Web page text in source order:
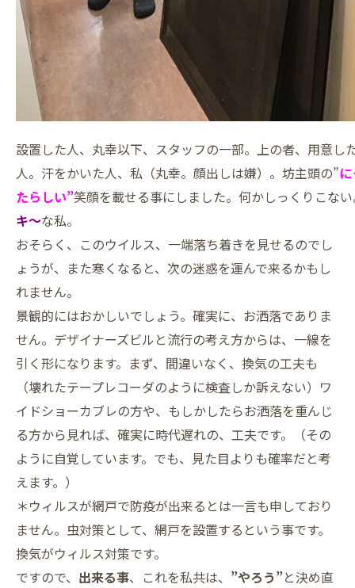
設置した人、丸幸以下、スタッフの一部。上の者、用意し
人。汗をかいた人、私（丸幸。顔出しは嫌）。坊主頭の”
たらしい”笑顔を載せる事にしました。何かしっくりこな
キ～な私。
おそらく、このウイルス、一端落ち着きを見せるのでし
ょうが、また寒くなると、次の迷惑を運んで来るかもし
れません。
景観的にはおかしいでしょう。確実に、お洒落でありま
せん。デザイナーズビルと流行の考え方からは、一線を
引く形になります。まず、間違いなく、換気の工夫も
（壊れたテープレコーダのように検査しか訴えない）ワ
イドショーカブレの方や、もしかしたらお洒落を重んじ
る方から見れば、確実に時代遅れの、工夫です。（その
ように自覚しています。でも、見た目よりも確率だと考
えます。）
＊ウィルスが網戸で防疫が出来るとは一言も申しており
ません。虫対策として、網戸を設置するという事です。
換気がウィルス対策です。
ですので、 出来る事、これを私共は、 ”やろう”と決め直